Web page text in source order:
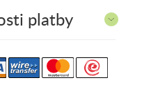
platby